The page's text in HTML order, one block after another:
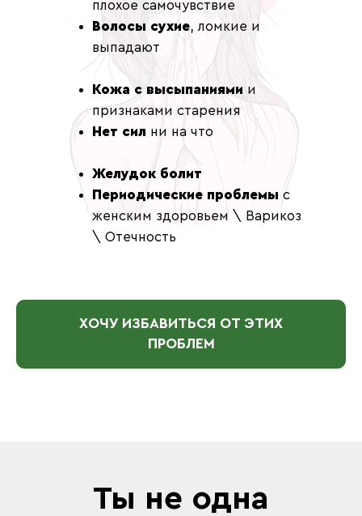
плохое самочувствие
Волосы сухие, ломкие и
выпадают
Кожа с высыпаниями и
признаками старения
Нет сил ни на что
Желудок болит
Периодические проблемы с
женским здоровьем \ Варикоз
\ Отечность
ХОЧУ ИЗБАВИТЬСЯ ОТ ЭТИХ
ПРОБЛЕМ
Ты не одна